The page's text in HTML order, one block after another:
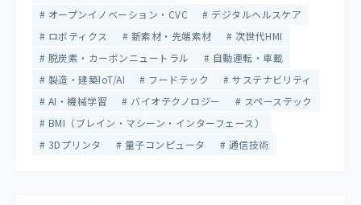
オープンイノベーション・CVC
デジタルヘルスケア
ロボティクス
新素材・先端素材
次世代HMI
脱炭素・カーボンニュートラル
自動運転・車載
製造・建築IoT/AI
フードテック
サステナビリティ
AI・機械学習
バイオテクノロジー
スペーステック
BMI（ブレイン・マシーン・インターフェース）
3Dプリンタ
量子コンピュータ 通信技術